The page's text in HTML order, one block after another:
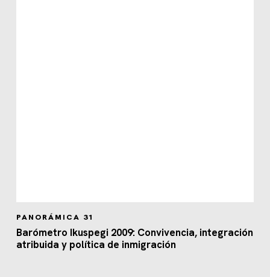
PANORÁMICA 31
Barómetro Ikuspegi 2009: Convivencia, integración
atribuida y política de inmigración